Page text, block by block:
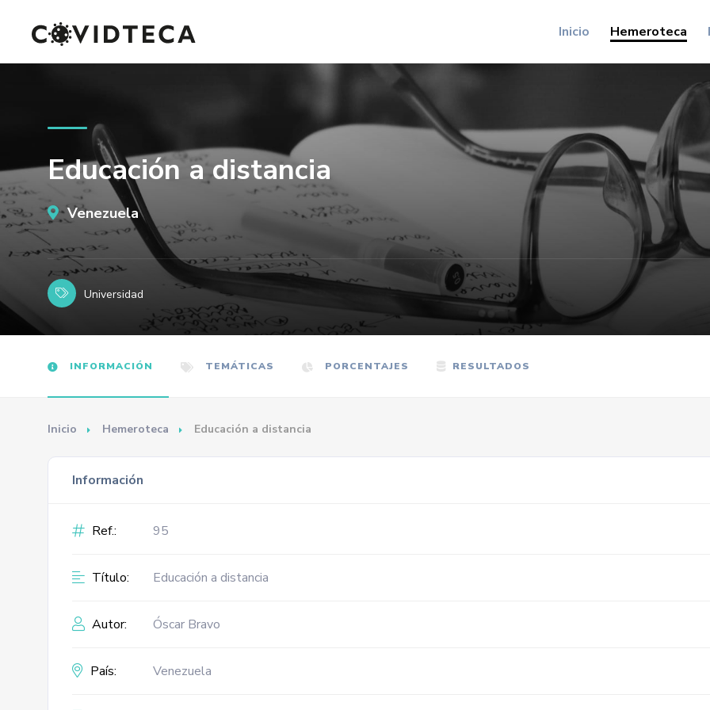
Inicio Hemeroteca
Educación a distancia
Venezuela
Universidad
INFORMACIÓN TEMÁTICAS PORCENTAJES RESULTADOS
Inicio Hemeroteca Educación a distancia
Información
Ref.: 95
Título: Educación a distancia
Autor: Óscar Bravo
País: Venezuela